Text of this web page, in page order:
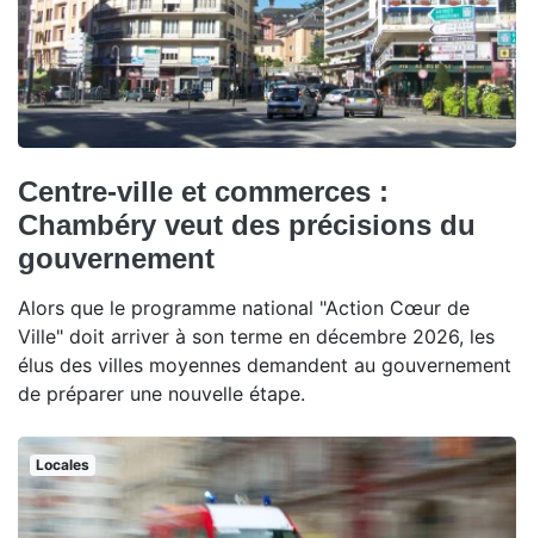
Centre-ville et commerces :
Chambéry veut des précisions du
gouvernement
Alors que le programme national "Action Cœur de
Ville" doit arriver à son terme en décembre 2026, les
élus des villes moyennes demandent au gouvernement
de préparer une nouvelle étape.
Locales